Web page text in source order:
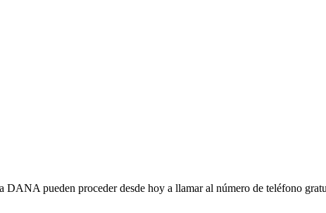
pueden proceder desde hoy a llamar al número de teléfono